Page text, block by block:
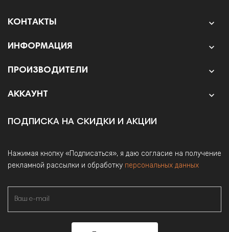
КОНТАКТЫ 
ИНФОРМАЦИЯ 
ПРОИЗВОДИТЕЛИ 
АККАУНТ 
ПОДПИСКА НА СКИДКИ И АКЦИИ
Нажимая кнопку «Подписаться», я даю согласие на получение
рекламной рассылки и обработку персональных данных